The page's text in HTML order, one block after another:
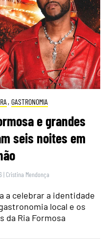
, GASTRONOMIA
e grandes
seis noites em
| Cristina Mendonça
a celebrar a identidade
local e os
da Ria Formosa